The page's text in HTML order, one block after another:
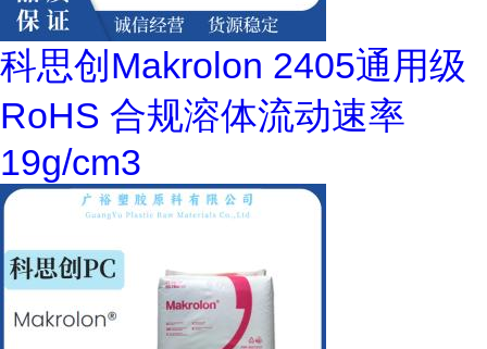
科思创Makrolon 2405通用级
RoHS 合规溶体流动速率
19g/cm3